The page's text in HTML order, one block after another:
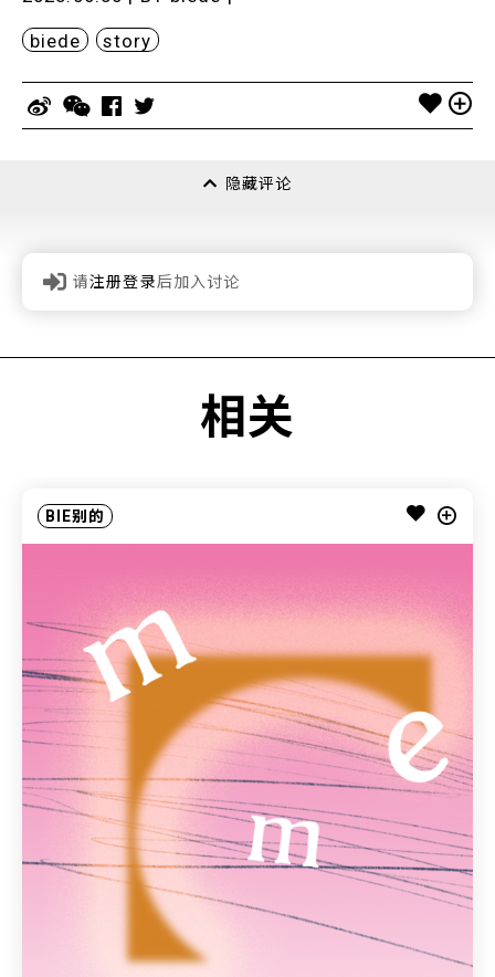
biede story
隐藏评论
请注册登录后加入讨论
相关
BIE别的